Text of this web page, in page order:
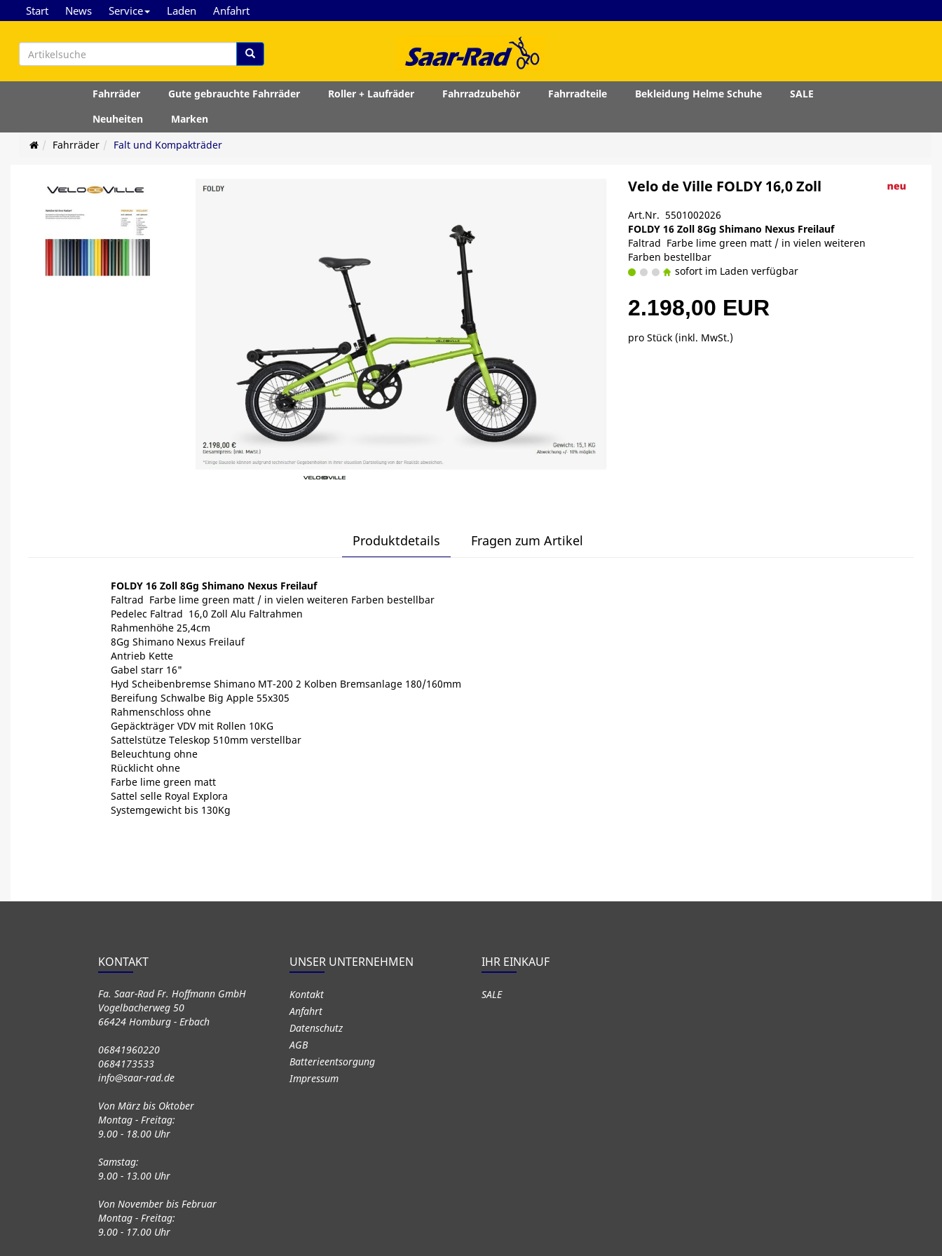
Start News Service Laden Anfahrt
Fahrräder Gute gebrauchte Fahrräder Roller + Laufräder Fahrradzubehör Fahrradteile Bekleidung Helme Schuhe
SALE
Neuheiten
Marken
Fahrräder
Falt und Kompakträder
Velo de Ville FOLDY 16,0 Zoll
Art.Nr. 5501002026
FOLDY 16 Zoll 8Gg Shimano Nexus Freilauf
Faltrad Farbe lime green matt / in vielen weiteren
Farben bestellbar
sofort im Laden verfügbar
2.198,00 EUR
pro Stück (inkl. MwSt.)
Produktdetails Fragen zum Artikel
FOLDY 16 Zoll 8Gg Shimano Nexus Freilauf
Faltrad Farbe lime green matt / in vielen weiteren Farben bestellbar
Pedelec Faltrad 16,0 Zoll Alu Faltrahmen
Rahmenhöhe 25,4cm
8Gg Shimano Nexus Freilauf
Antrieb Kette
Gabel starr 16"
Hyd Scheibenbremse Shimano MT-200 2 Kolben Bremsanlage 180/160mm
Bereifung Schwalbe Big Apple 55x305
Rahmenschloss ohne
Gepäckträger VDV mit Rollen 10KG
Sattelstütze Teleskop 510mm verstellbar
Beleuchtung ohne
Rücklicht ohne
Farbe lime green matt
Sattel selle Royal Explora
Systemgewicht bis 130Kg
KONTAKT
Fa. Saar-Rad Fr. Hoffmann GmbH
Vogelbacherweg 50
66424 Homburg - Erbach
06841960220
0684173533
info@saar-rad.de
Von März bis Oktober
Montag - Freitag:
9.00 - 18.00 Uhr
Samstag:
9.00 - 13.00 Uhr
Von November bis Februar
Montag - Freitag:
9.00 - 17.00 Uhr
UNSER UNTERNEHMEN
Kontakt
Anfahrt
Datenschutz
AGB
Batterieentsorgung
Impressum
IHR EINKAUF
SALE